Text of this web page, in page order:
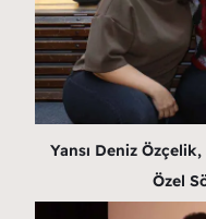
Yansı Deniz
Özel